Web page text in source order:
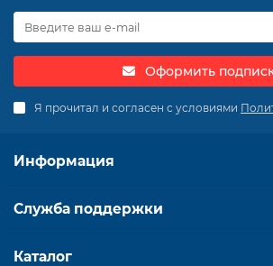
Оформить
Я прочитал и согласен с условиями
Информация
Служба поддержки
Каталог